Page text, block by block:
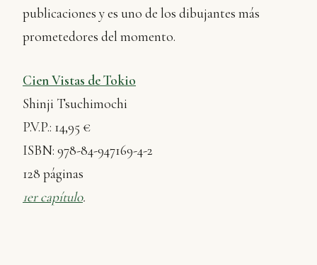
publicaciones y es uno de los dibujantes más
prometedores del momento.
Cien Vistas de Tokio
Shinji Tsuchimochi
P.V.P.: 14,95 €
ISBN: 978-84-947169-4-2
128 páginas
1er capítulo.